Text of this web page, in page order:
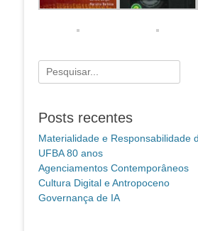
Pesquisar
por:
Posts recentes
Materialidade e Responsabilidade
UFBA 80 anos
Agenciamentos Contemporâneos
Cultura Digital e Antropoceno
Governança de IA